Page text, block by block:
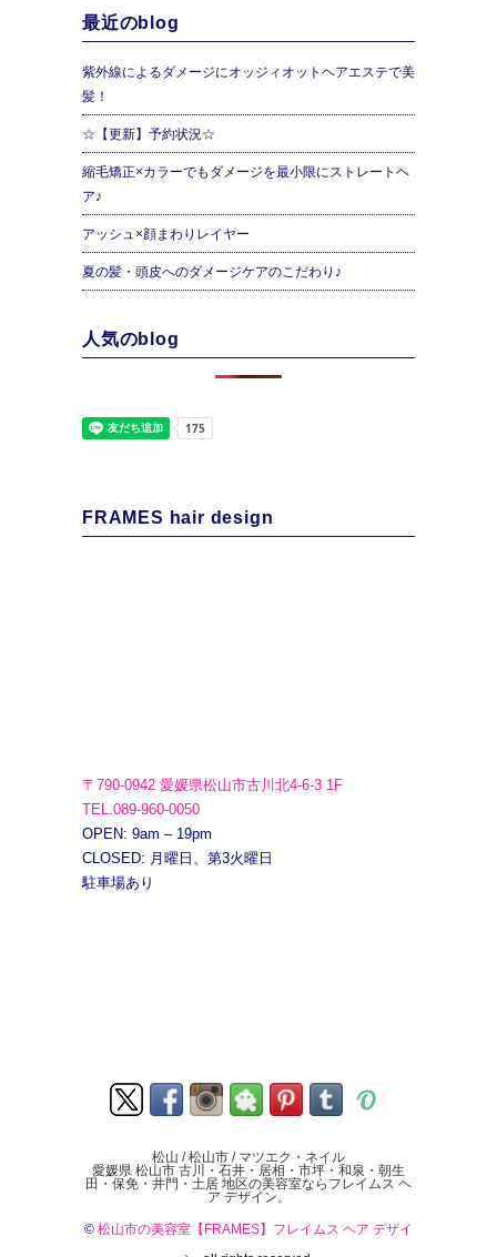
最近のblog
紫外線によるダメージにオッジィオットヘアエステで美
髪！
☆【更新】予約状況☆
縮毛矯正×カラーでもダメージを最小限にストレートヘ
ア♪
アッシュ×顔まわりレイヤー
夏の髪・頭皮へのダメージケアのこだわり♪
人気のblog
FRAMES hair design
〒790-0942 愛媛県松山市古川北4-6-3 1F
TEL.089-960-0050
OPEN: 9am – 19pm
CLOSED: 月曜日、第3火曜日
駐車場あり
松山 / 松山市 / マツエク・ネイル
愛媛県 松山市 古川・石井・居相・市坪・和泉・朝生
田・保免・井門・土居 地区の美容室ならフレイムス ヘ
ア デザイン。
© 松山市の美容室【FRAMES】フレイムス ヘア デザイ